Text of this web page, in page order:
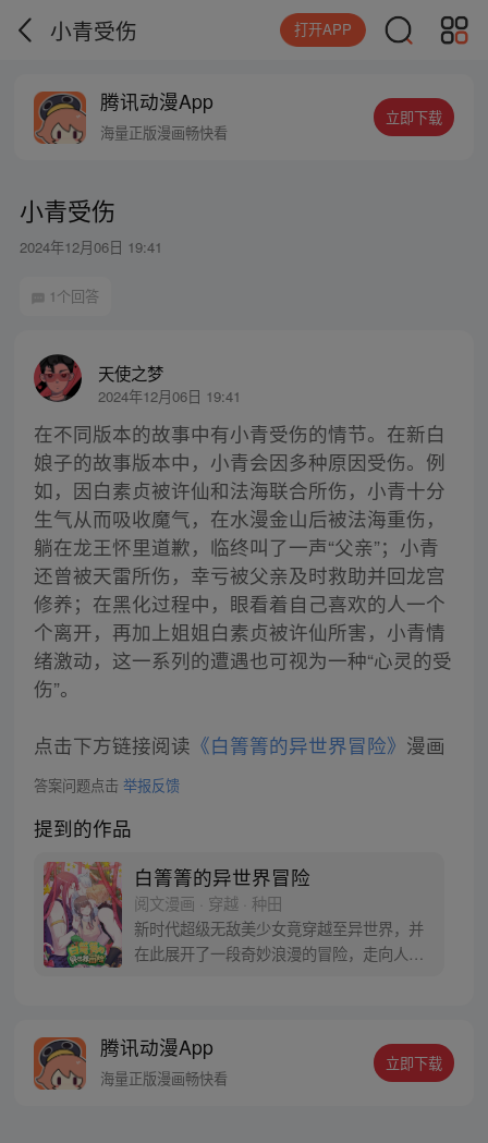
小青受伤 打开APP
腾讯动漫App
海量正版漫画畅快看
立即下载
小青受伤
2024年12月06日 19:41
1个回答
天使之梦
2024年12月06日 19:41
在不同版本的故事中有小青受伤的情节。在新白
娘子的故事版本中，小青会因多种原因受伤。例
如，因白素贞被许仙和法海联合所伤，小青十分
生气从而吸收魔气，在水漫金山后被法海重伤，
躺在龙王怀里道歉，临终叫了一声“父亲”；小青
还曾被天雷所伤，幸亏被父亲及时救助并回龙宫
修养；在黑化过程中，眼看着自己喜欢的人一个
个离开，再加上姐姐白素贞被许仙所害，小青情
绪激动，这一系列的遭遇也可视为一种“心灵的受
伤”。
点击下方链接阅读 《白箐箐的异世界冒险》 漫画
答案问题点击 举报反馈
提到的作品
白箐箐的异世界冒险
阅文漫画 · 穿越 · 种田
新时代超级无敌美少女竟穿越至异世界，并
在此展开了一段奇妙浪漫的冒险，走向人生
腾讯动漫App
海量正版漫画畅快看
立即下载